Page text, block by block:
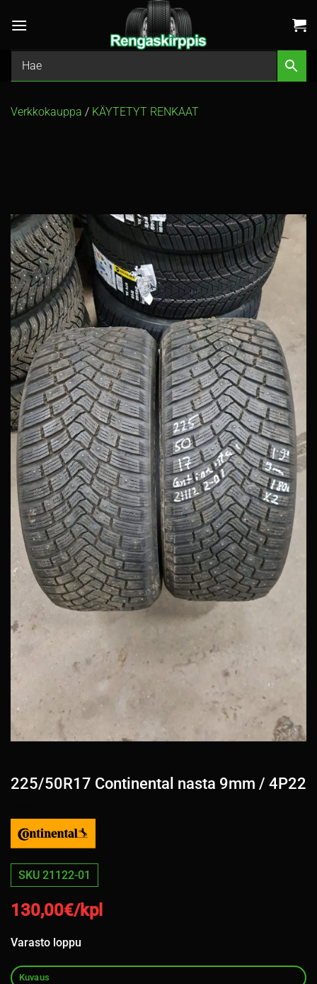
Verkkokauppa / KÄYTETYT RENKAAT
225/50R17 Continental nasta 9mm / 4P22
SKU 21122-01
130,00€/kpl
Varasto loppu
Kuvaus